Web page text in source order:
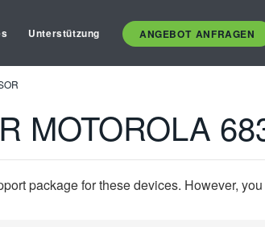
Unterstützung ANGEBOT ANFRAGEN
MOTOROLA
package for these devices. However,